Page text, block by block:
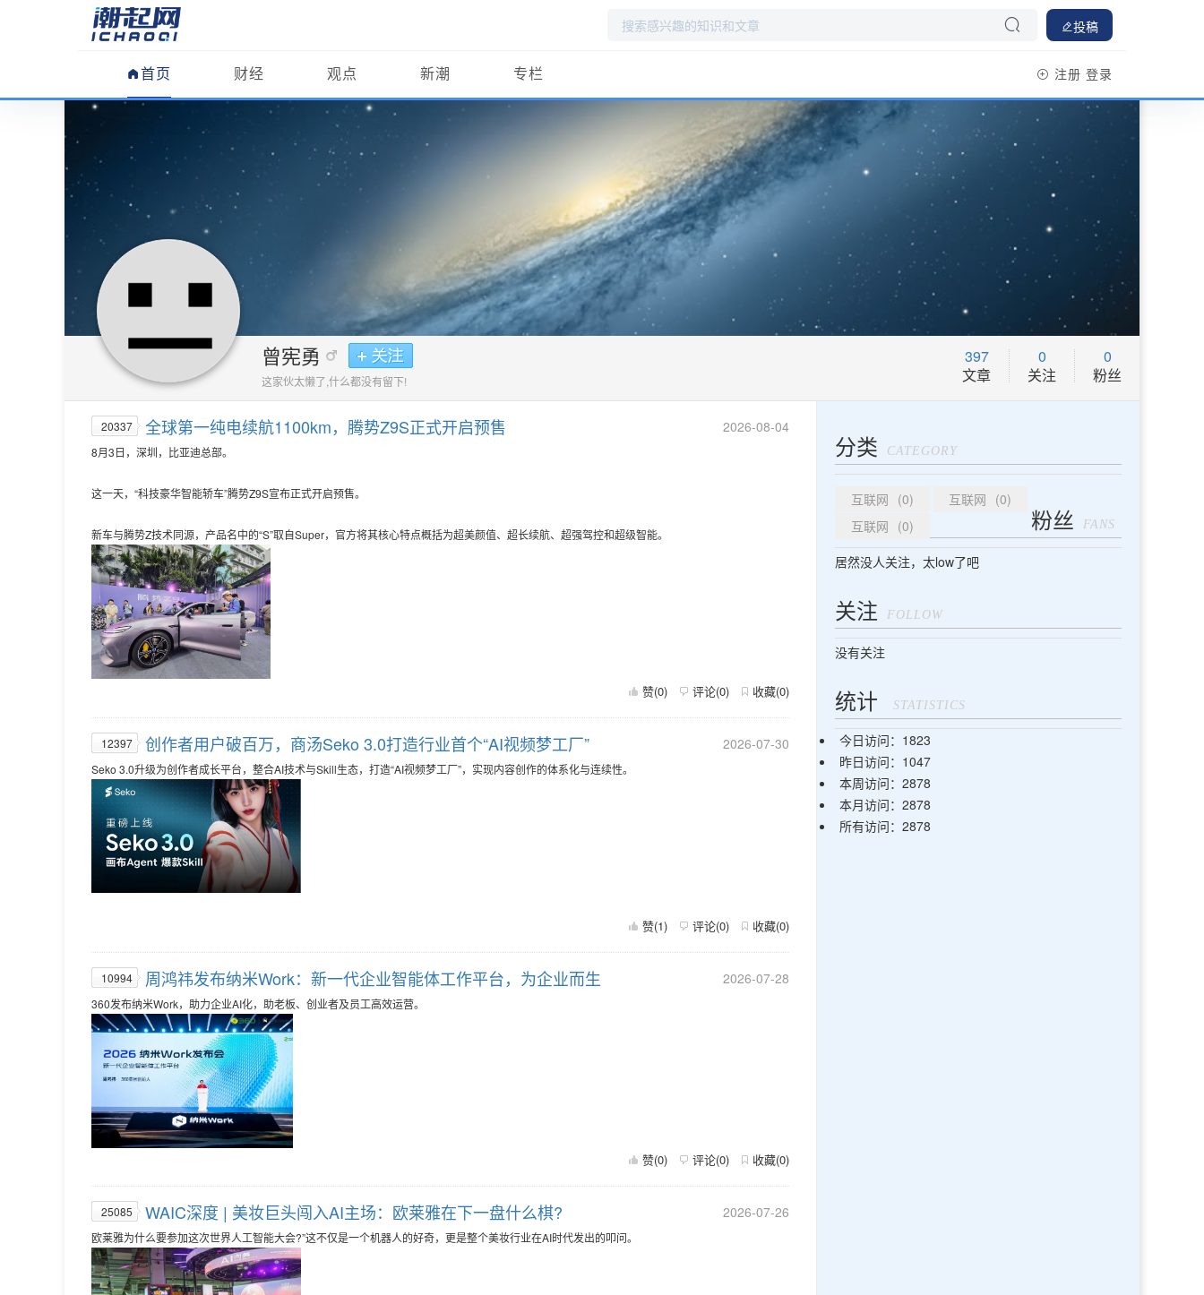
投稿
首页 财经 观点 新潮 专栏 注册 登录
曾宪勇
这家伙太懒了,什么都没有留下!
0
粉丝
0
关注
397
文章
20337 全球第一纯电续航1100km，腾势Z9S正式开启预售 2026-08-04
8月3日，深圳，比亚迪总部。
这一天，“科技豪华智能轿车”腾势Z9S宣布正式开启预售。
新车与腾势Z技术同源，产品名中的“S”取自Super，官方将其核心特点概括为超美颜值、超长续航、超强驾控和超级智能。
赞(0) 评论(0) 收藏(0)
12397 创作者用户破百万，商汤Seko 3.0打造行业首个“AI视频梦工厂” 2026-07-30
Seko 3.0升级为创作者成长平台，整合AI技术与Skill生态，打造“AI视频梦工厂”，实现内容创作的体系化与连续性。
赞(1) 评论(0) 收藏(0)
10994 周鸿祎发布纳米Work：新一代企业智能体工作平台，为企业而生 2026-07-28
360发布纳米Work，助力企业AI化，助老板、创业者及员工高效运营。
赞(0) 评论(0) 收藏(0)
25085 WAIC深度 | 美妆巨头闯入AI主场：欧莱雅在下一盘什么棋? 2026-07-26
欧莱雅为什么要参加这次世界人工智能大会?”这不仅是一个机器人的好奇，更是整个美妆行业在AI时代发出的叩问。
分类 CATEGORY
互联网 (0) 互联网 (0)
互联网 (0) 粉丝 FANS
居然没人关注，太low了吧
关注 FOLLOW
没有关注
统计 STATISTICS
今日访问：1823
昨日访问：1047
本周访问：2878
本月访问：2878
所有访问：2878